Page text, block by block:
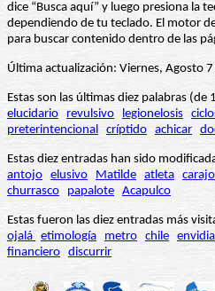
dice “Busca aquí” y luego presiona
dependiendo de tu teclado. El motor
para buscar contenido dentro de las
Última actualización: Viernes, Agosto
Estas son las últimas diez palabras
elucidario
revulsivo legionelosis
preterintencional críptido achicar
Estas diez entradas han sido
antojo elusivo Matilde atleta carajo
churrasco
papalote Acapulco
Estas fueron las diez entradas más
ojalá etimología metro chile envidia
financiero discurrir